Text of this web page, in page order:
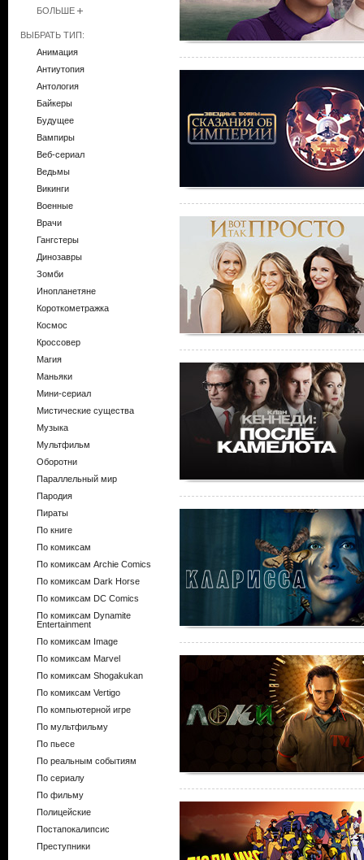
БОЛЬШЕ
ВЫБРАТЬ ТИП:
Анимация
Антиутопия
Антология
Байкеры
Будущее
Вампиры
Веб-сериал
Ведьмы
Викинги
Военные
Врачи
Гангстеры
Динозавры
Зомби
Инопланетяне
Короткометражка
Космос
Кроссовер
Магия
Маньяки
Мини-сериал
Мистические существа
Музыка
Мультфильм
Оборотни
Параллельный мир
Пародия
Пираты
По книге
По комиксам
По комиксам Archie Comics
По комиксам Dark Horse
По комиксам DC Comics
По комиксам Dynamite
Entertainment
По комиксам Image
По комиксам Marvel
По комиксам Shogakukan
По комиксам Vertigo
По компьютерной игре
По мультфильму
По пьесе
По реальным событиям
По сериалу
По фильму
Полицейские
Постапокалипсис
Преступники